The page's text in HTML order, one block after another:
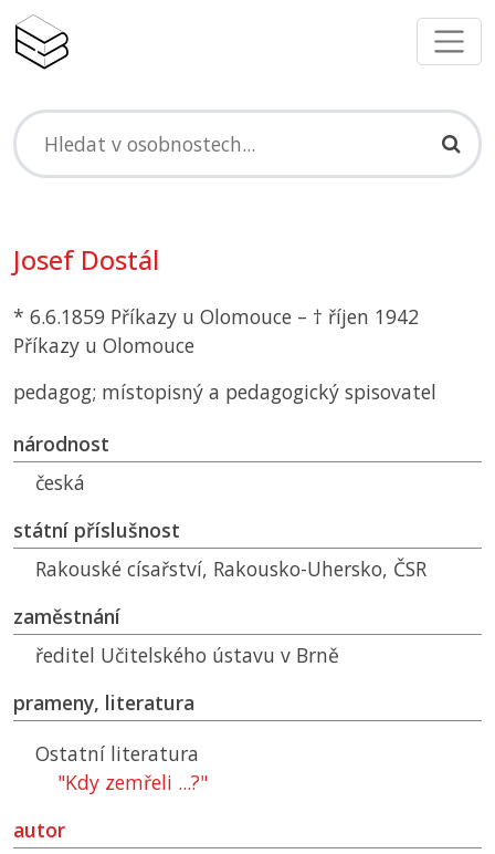
Josef Dostál
* 6.6.1859 Příkazy u Olomouce – † říjen 1942
Příkazy u Olomouce
pedagog; místopisný a pedagogický spisovatel
národnost
česká
státní příslušnost
Rakouské císařství, Rakousko-Uhersko, ČSR
zaměstnání
ředitel Učitelského ústavu v Brně
prameny, literatura
Ostatní literatura
"Kdy zemřeli ...?"
autor